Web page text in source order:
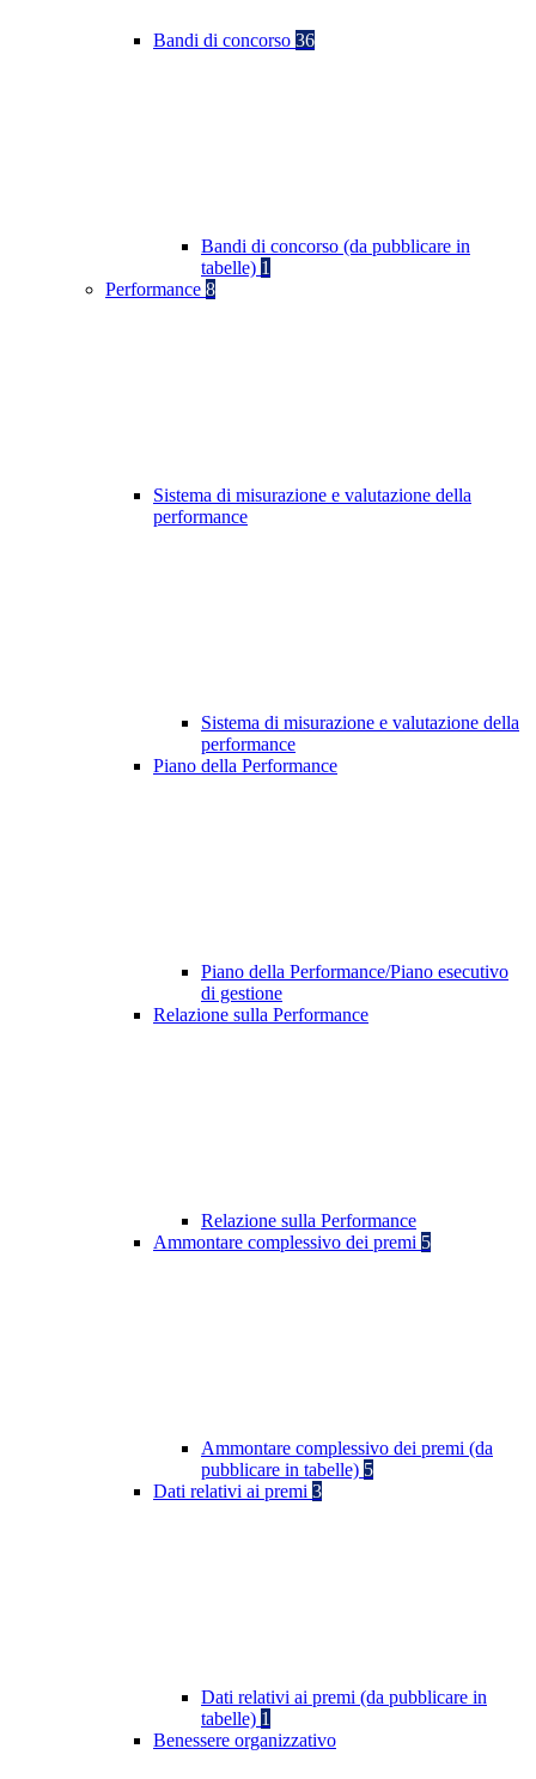
Bandi di concorso 36
Bandi di concorso (da pubblicare in
tabelle) 1
Performance 8
Sistema di misurazione e valutazione della
performance
Sistema di misurazione e valutazione della
performance
Piano della Performance
Piano della Performance/Piano esecutivo
di gestione
Relazione sulla Performance
Relazione sulla Performance
Ammontare complessivo dei premi 5
Ammontare complessivo dei premi (da
pubblicare in tabelle) 5
Dati relativi ai premi 3
Dati relativi ai premi (da pubblicare in
tabelle) 1
Benessere organizzativo